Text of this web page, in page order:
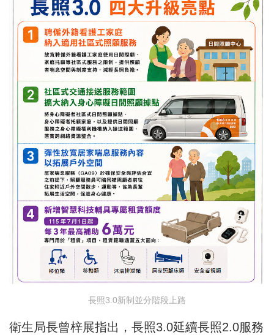
長照3.0新制並分階段上路
衛生局長曾梓展指出，長照3.0延續長照2.0服務